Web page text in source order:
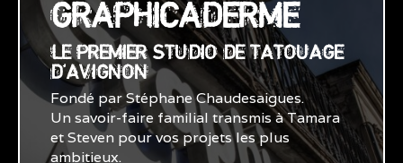
GRAPHICADERME
LE PREMIER STUDIO DE TATOUAGE
D'AVIGNON
Fondé par Stéphane Chaudesaigues.
Un savoir-faire familial transmis à Tamara
et Steven pour vos projets les plus
ambitieux.